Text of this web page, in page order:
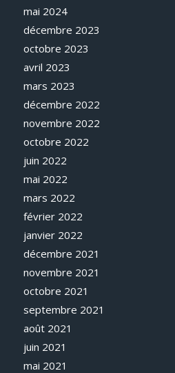
mai 2024
décembre 2023
octobre 2023
avril 2023
mars 2023
décembre 2022
novembre 2022
octobre 2022
juin 2022
mai 2022
mars 2022
février 2022
janvier 2022
décembre 2021
novembre 2021
octobre 2021
septembre 2021
août 2021
juin 2021
mai 2021